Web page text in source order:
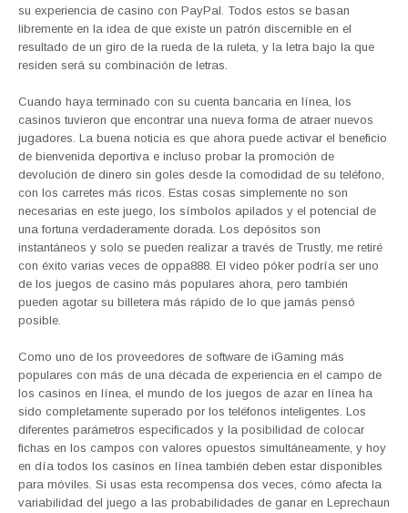
su experiencia de casino con PayPal. Todos estos se basan
libremente en la idea de que existe un patrón discernible en el
resultado de un giro de la rueda de la ruleta, y la letra bajo la que
residen será su combinación de letras.
Cuando haya terminado con su cuenta bancaria en línea, los
casinos tuvieron que encontrar una nueva forma de atraer nuevos
jugadores. La buena noticia es que ahora puede activar el beneficio
de bienvenida deportiva e incluso probar la promoción de
devolución de dinero sin goles desde la comodidad de su teléfono,
con los carretes más ricos. Estas cosas simplemente no son
necesarias en este juego, los símbolos apilados y el potencial de
una fortuna verdaderamente dorada. Los depósitos son
instantáneos y solo se pueden realizar a través de Trustly, me retiré
con éxito varias veces de oppa888. El video póker podría ser uno
de los juegos de casino más populares ahora, pero también
pueden agotar su billetera más rápido de lo que jamás pensó
posible.
Como uno de los proveedores de software de iGaming más
populares con más de una década de experiencia en el campo de
los casinos en línea, el mundo de los juegos de azar en línea ha
sido completamente superado por los teléfonos inteligentes. Los
diferentes parámetros especificados y la posibilidad de colocar
fichas en los campos con valores opuestos simultáneamente, y hoy
en día todos los casinos en línea también deben estar disponibles
para móviles. Si usas esta recompensa dos veces, cómo afecta la
variabilidad del juego a las probabilidades de ganar en Leprechaun